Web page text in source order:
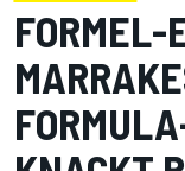
FORMEL-